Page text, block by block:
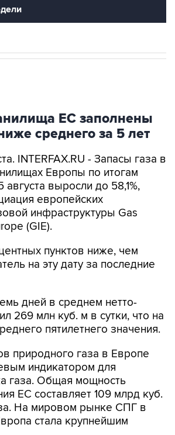
ЕС заполнены
среднего за 5 лет
INTERFAX.RU - Запасы газа в
Европы по итогам
августа выросли до 58,1%,
европейских
инфраструктуры Gas
(GIE).
пунктов ниже, чем
на эту дату за последние
дней в среднем нетто-
269 млн куб. м в сутки, что на
пятилетнего значения.
природного газа в Европе
индикатором для
газа. Общая мощность
ЕС составляет 109 млрд куб.
На мировом рынке СПГ в
стала крупнейшим